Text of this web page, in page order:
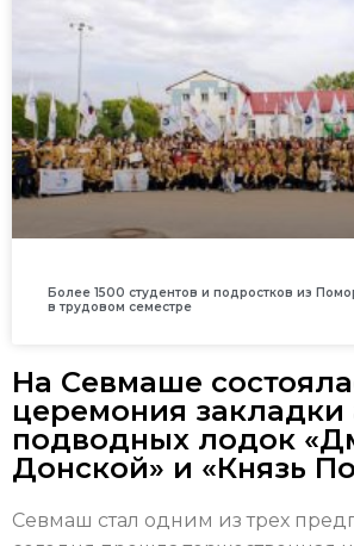
Более 1500 студентов и подростков из
в трудовом семестре
На Севмаше
церемония закладки
подводных лодок
Донской» и «Князь
Севмаш стал одним из трех